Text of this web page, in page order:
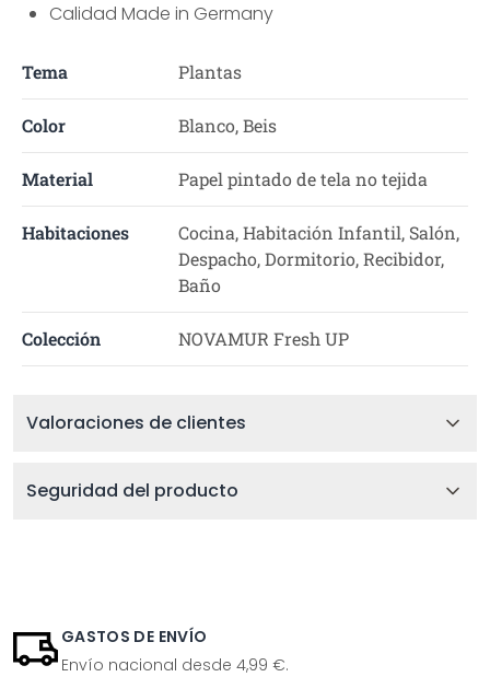
Calidad Made in Germany
Tema Plantas
Color Blanco, Beis
Material Papel pintado de tela no tejida
Habitaciones
Cocina, Habitación Infantil, Salón,
Despacho, Dormitorio, Recibidor,
Baño
Colección NOVAMUR Fresh UP
Valoraciones de clientes
Seguridad del producto
GASTOS DE ENVÍO
Envío nacional desde 4,99 €.